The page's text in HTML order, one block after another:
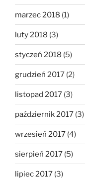
marzec 2018 (1)
luty 2018 (3)
styczeń 2018 (5)
grudzień 2017 (2)
listopad 2017 (3)
październik 2017 (3)
wrzesień 2017 (4)
sierpień 2017 (5)
lipiec 2017 (3)